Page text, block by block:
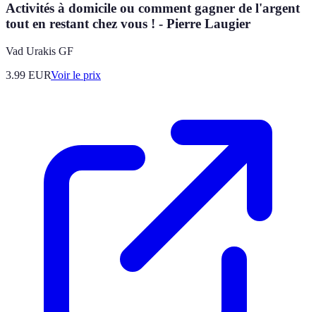
Activités à domicile ou comment gagner de l'argent
tout en restant chez vous ! - Pierre Laugier
Vad Urakis GF
3.99 EURVoir le prix